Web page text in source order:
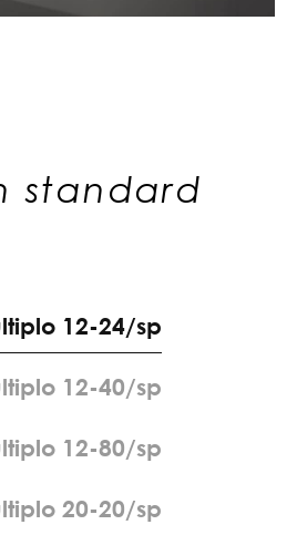
standard
ltiplo 12-24/sp
ltiplo 12-40/sp
ltiplo 12-80/sp
ltiplo 20-20/sp